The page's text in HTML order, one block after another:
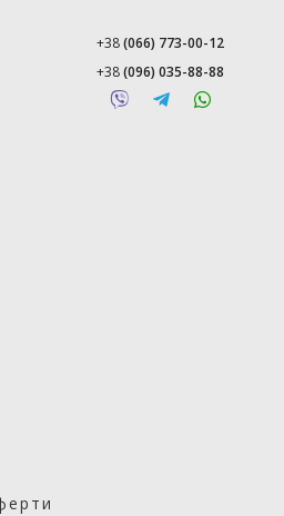
+38(066) 773-00-12
+38(096) 035-88-88